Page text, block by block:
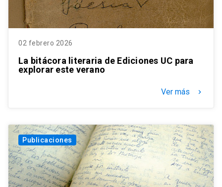
02 febrero 2026
La bitácora literaria de Ediciones UC para
explorar este verano
Ver más keyboard_arrow_right
Publicaciones